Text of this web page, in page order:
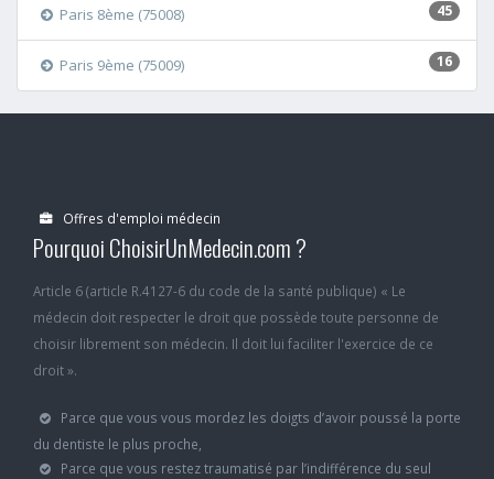
45
Paris 8ème (75008)
16
Paris 9ème (75009)
Offres d'emploi médecin
Pourquoi ChoisirUnMedecin.com ?
Article 6 (article R.4127-6 du code de la santé publique) « Le
médecin doit respecter le droit que possède toute personne de
choisir librement son médecin. Il doit lui faciliter l'exercice de ce
droit ».
Parce que vous vous mordez les doigts d’avoir poussé la porte
du dentiste le plus proche,
Parce que vous restez traumatisé par l’indifférence du seul